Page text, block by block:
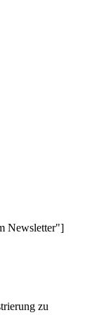
Newsletter"]
zu